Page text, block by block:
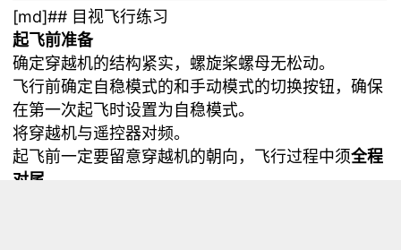
[md]## 目视飞行练习
起飞前准备
确定穿越机的结构紧实，螺旋桨螺母无松动。
飞行前确定自稳模式的和手动模式的切换按钮，确保
在第一次起飞时设置为自稳模式。
将穿越机与遥控器对频。
起飞前一定要留意穿越机的朝向，飞行过程中须全程
对尾